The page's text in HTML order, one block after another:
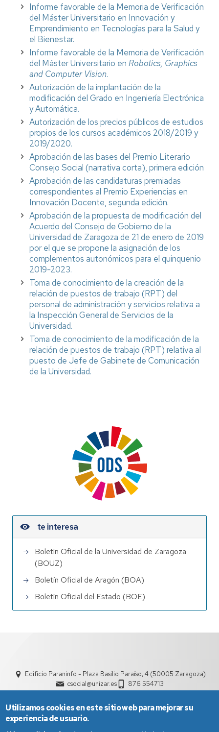
Informe favorable de la Memoria de Verificación
del Máster Universitario en Innovación y
Emprendimiento en Tecnologías para la Salud y
el Bienestar.
Informe favorable de la Memoria de Verificación
del Máster Universitario en Robotics, Graphics
and Computer Vision.
Autorización de la implantación de la
modificación del Grado en Ingeniería Electrónica
y Automática.
Autorización de los precios públicos de estudios
propios de los cursos académicos 2018/2019 y
2019/2020.
Aprobación de las bases del Premio Literario
Consejo Social (narrativa corta), primera edición
Aprobación de las candidaturas premiadas
correspondientes al Premio Experiencias en
Innovación Docente, segunda edición.
Aprobación de la propuesta de modificación del
Acuerdo del Consejo de Gobierno de la
Universidad de Zaragoza de 21 de enero de 2019
por el que se propone la asignación de los
complementos autonómicos para el quinquenio
2019-2023.
Toma de conocimiento de la creación de la
relación de puestos de trabajo (RPT) del
personal de administración y servicios relativa a
la Inspección General de Servicios de la
Universidad.
Toma de conocimiento de la modificación de la
relación de puestos de trabajo (RPT) relativa al
puesto de Jefe de Gabinete de Comunicación
de la Universidad.
te interesa
Boletín Oficial de la Universidad de Zaragoza
(BOUZ)
Boletín Oficial de Aragón (BOA)
Boletín Oficial del Estado (BOE)
Edificio Paraninfo - Plaza Basilio Paraíso, 4 (50005 Zaragoza)
csocial@unizar.es
876 554713
Utilizamos cookies en este sitio web para mejorar su
experiencia de usuario.